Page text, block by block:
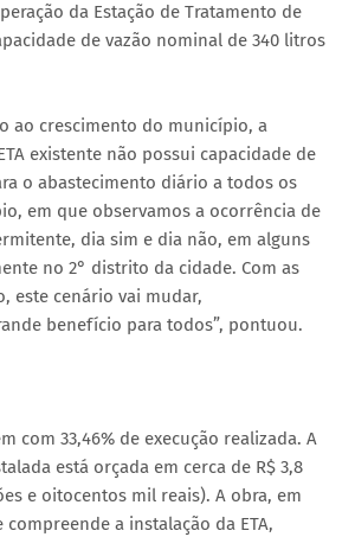
da Estação de Tratamento de
de vazão nominal de 340 litros
ao crescimento do município, a
existente não possui capacidade de
o abastecimento diário a todos os
em que observamos a ocorrência de
dia sim e dia não, em alguns
no 2° distrito da cidade. Com as
este cenário vai mudar,
benefício para todos”, pontuou.
com 33,46% de execução realizada. A
está orçada em cerca de R$ 3,8
e oitocentos mil reais). A obra, em
a instalação da ETA,